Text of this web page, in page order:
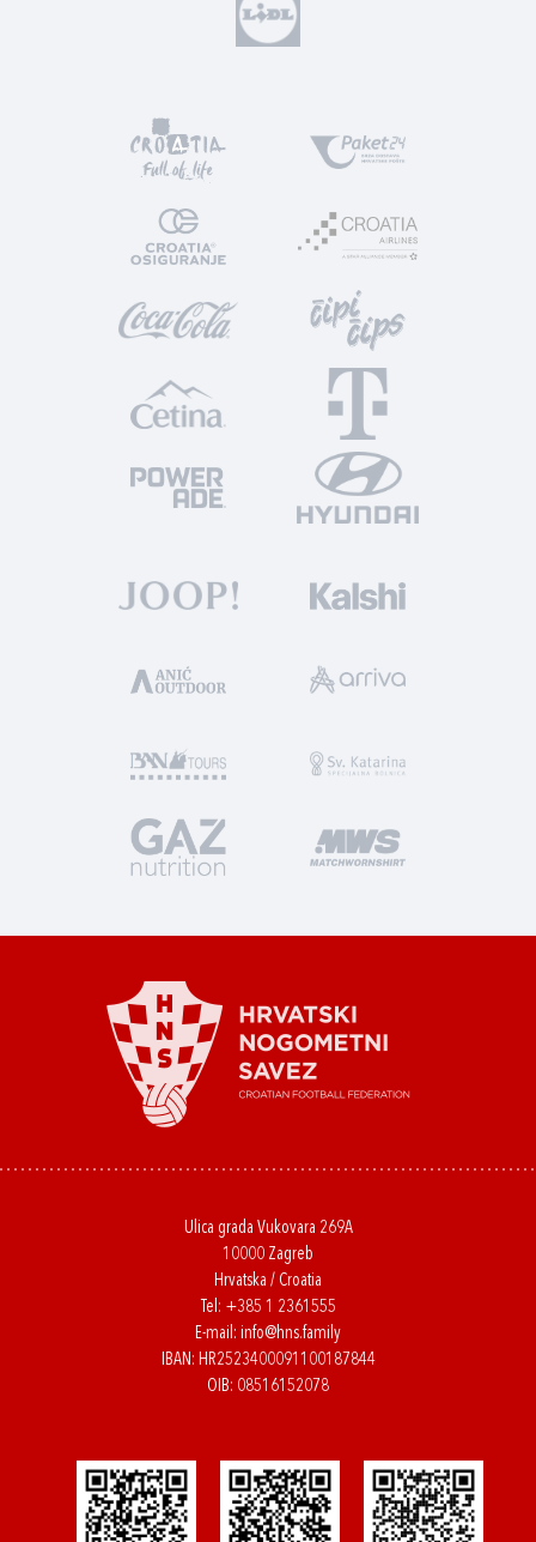
Ulica grada Vukovara 269A
10000 Zagreb
Hrvatska / Croatia
Tel: +385 1 2361555
E-mail: info@hns.family
IBAN: HR2523400091100187844
OIB: 08516152078